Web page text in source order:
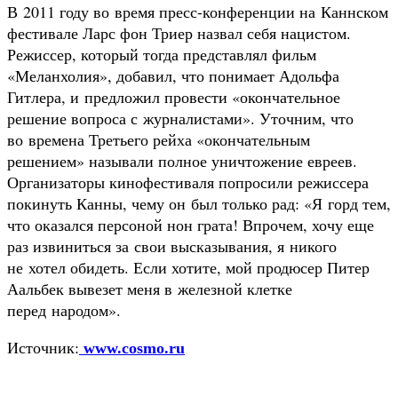
В 2011 году во время пресс-конференции на Каннском
фестивале Ларс фон Триер назвал себя нацистом.
Режиссер, который тогда представлял фильм
«Меланхолия», добавил, что понимает Адольфа
Гитлера, и предложил провести «окончательное
решение вопроса с журналистами». Уточним, что
во времена Третьего рейха «окончательным
решением» называли полное уничтожение евреев.
Организаторы кинофестиваля попросили режиссера
покинуть Канны, чему он был только рад: «Я горд тем,
что оказался персоной нон грата! Впрочем, хочу еще
раз извиниться за свои высказывания, я никого
не хотел обидеть. Если хотите, мой продюсер Питер
Аальбек вывезет меня в железной клетке
перед народом».
Источник: www.cosmo.ru